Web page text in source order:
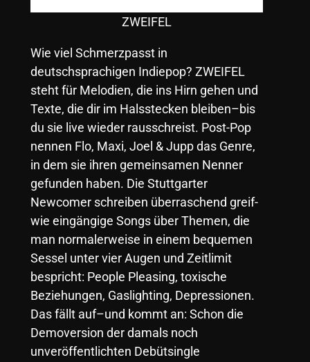
ZWEIFEL
Wie viel Schmerzpasst in
deutschsprachigen Indiepop? ZWEIFEL
steht für Melodien, die ins Hirn gehen und
Texte, die dir im Halsstecken bleiben–bis
du sie live wieder rausschreist. Post-Pop
nennen Flo, Maxi, Joel & Jupp das Genre,
in dem sie ihren gemeinsamen Nenner
gefunden haben. Die Stuttgarter
Newcomer schreiben überraschend greif-
wie eingängige Songs über Themen, die
man normalerweise in einem bequemen
Sessel unter vier Augen und Zeitlimit
bespricht: People Pleasing, toxische
Beziehungen, Gaslighting, Depressionen.
Das fällt auf–und kommt an: Schon die
Demoversion der damals noch
unveröffentlichten Debütsingle